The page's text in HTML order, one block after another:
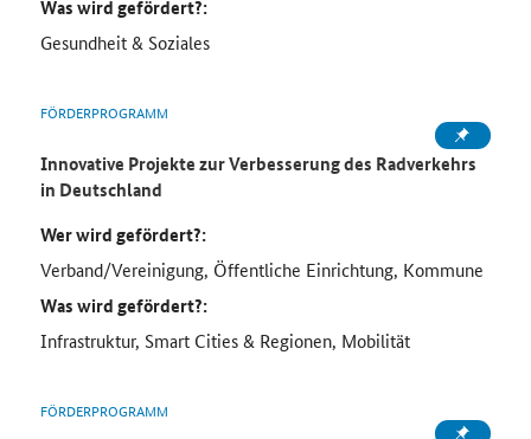
Was wird gefördert?:
Gesundheit & Soziales
FÖRDERPROGRAMM
Innovative Projekte zur Verbesserung des Radverkehrs
in Deutschland
Wer wird gefördert?:
Verband/Vereinigung, Öffentliche Einrichtung, Kommune
Was wird gefördert?:
Infrastruktur, Smart Cities & Regionen, Mobilität
FÖRDERPROGRAMM